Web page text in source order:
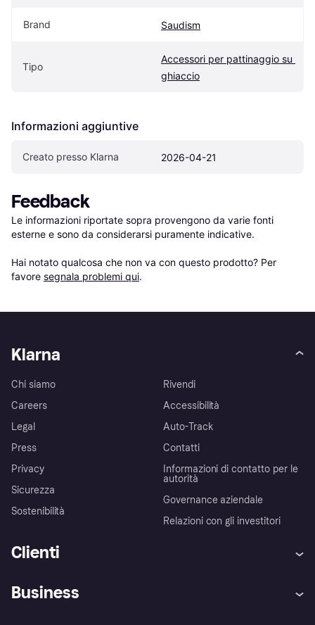
Brand Saudism
Tipo
Accessori per pattinaggio su
ghiaccio
Informazioni aggiuntive
Creato presso Klarna 2026-04-21
Feedback
Le informazioni riportate sopra provengono da varie fonti
esterne e sono da considerarsi puramente indicative.
Hai notato qualcosa che non va con questo prodotto? Per
favore segnala problemi qui.
Klarna
Chi siamo
Careers
Legal
Press
Privacy
Sicurezza
Sostenibilità
Rivendi
Accessibilità
Auto-Track
Contatti
Informazioni di contatto per le
autorità
Governance aziendale
Relazioni con gli investitori
Clienti
Assistenza
Business